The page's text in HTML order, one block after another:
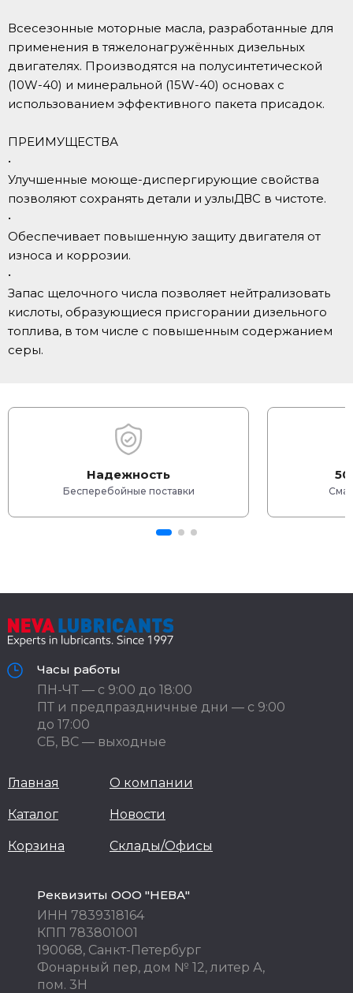
Всесезонные моторные масла, разработанные для
применения в тяжелонагружённых дизельных
двигателях. Производятся на полусинтетической
(10W-40) и минеральной (15W-40) основах с
использованием эффективного пакета присадок.
ПРЕИМУЩЕСТВА
•
Улучшенные моюще-диспергирующие свойства
позволяют сохранять детали и узлыДВС в чистоте.
•
Обеспечивает повышенную защиту двигателя от
износа и коррозии.
•
Запас щелочного числа позволяет нейтрализовать
кислоты, образующиеся присгорании дизельного
топлива, в том числе с повышенным содержанием
серы.
Надежность
Бесперебойные поставки
Часы работы
ПН-ЧТ — с 9:00 до 18:00
ПТ и предпраздничные дни — с 9:00
до 17:00
СБ, ВС — выходные
Главная
Каталог
Корзина
О компании
Новости
Склады/Офисы
Реквизиты ООО "НЕВА"
ИНН 7839318164
КПП 783801001
190068, Санкт-Петербург
Фонарный пер, дом № 12, литер А,
пом. 3Н